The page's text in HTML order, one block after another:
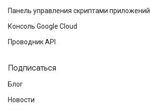
Панель управления скриптами приложений
Консоль Google Cloud
Проводник API
Подписаться
Блог
Новости